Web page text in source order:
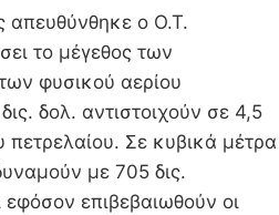
απευθύνθηκε ο Ο.Τ.
το μέγεθος των
φυσικού αερίου
δολ. αντιστοιχούν σε 4,5
πετρελαίου. Σε κυβικά μέτρα
με 705 δις.
εφόσον επιβεβαιωθούν οι